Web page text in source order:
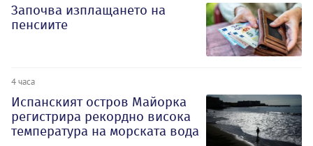
Започва изплащането на
пенсиите
4 часа
Испанският остров Майорка
регистрира рекордно висока
температура на морската вода